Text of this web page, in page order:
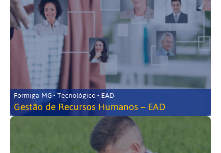
Formiga-MG • Tecnológico • EAD
Gestão de Recursos Humanos – EAD